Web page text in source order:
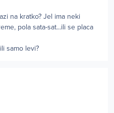
na kratko? Jel ima neki
pola sata-sat...ili se placa
samo levi?